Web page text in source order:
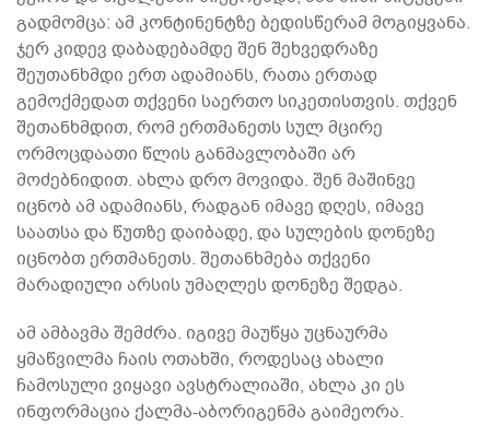
გადმომცა: ამ კონტინენტზე ბედისწერამ მოგიყვანა.
ჯერ კიდევ დაბადებამდე შენ შეხვედრაზე
შეუთანხმდი ერთ ადამიანს, რათა ერთად
გემოქმედათ თქვენი საერთო სიკეთისთვის. თქვენ
შეთანხმდით, რომ ერთმანეთს სულ მცირე
ორმოცდაათი წლის განმავლობაში არ
მოძებნიდით. ახლა დრო მოვიდა. შენ მაშინვე
იცნობ ამ ადამიანს, რადგან იმავე დღეს, იმავე
საათსა და წუთზე დაიბადე, და სულების დონეზე
იცნობთ ერთმანეთს. შეთანხმება თქვენი
მარადიული არსის უმაღლეს დონეზე შედგა.
ამ ამბავმა შემძრა. იგივე მაუწყა უცნაურმა
ყმაწვილმა ჩაის ოთახში, როდესაც ახალი
ჩამოსული ვიყავი ავსტრალიაში, ახლა კი ეს
ინფორმაცია ქალმა-აბორიგენმა გაიმეორა.